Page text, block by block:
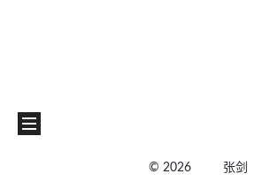
©2026 张剑